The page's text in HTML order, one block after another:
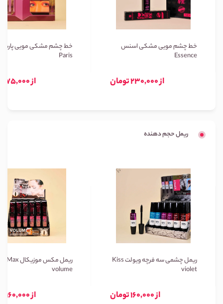
خط چشم مویی مشکی اسنس
Essence
از 230,000 تومان
خط چشم مشکی مویی
Paris
از 75,000 تومان
ریمل حجم دهنده
ریمل چشمی سه فرچه ویولت Kiss
violet
از 160,000 تومان
ریمل مکس موزیکال Max
volume
از 160,000 تومان